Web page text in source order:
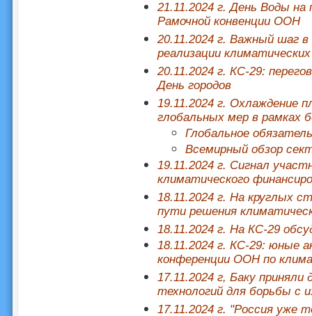
21.11.2024 г.День Воды на
Рамочной конвенции ООН
20.11.2024 г. Важный шаг в
реализации
20.11.2024 г. КС-29:
День городов
19.11.2024 г. Охлаждение
глобальных мер в рамках
Глобальное
Всемирный обзор
19.11.2024 г. Сигнал
климатического
18.11.2024 г. На круглых
пути решения
18.11.2024 г. На КС-29
18.11.2024 г. КС-29: юные
конференции ООН по
17.11.2024 г, Баку
технологий для борьбы с
17.11.2024 г. "Россия уже